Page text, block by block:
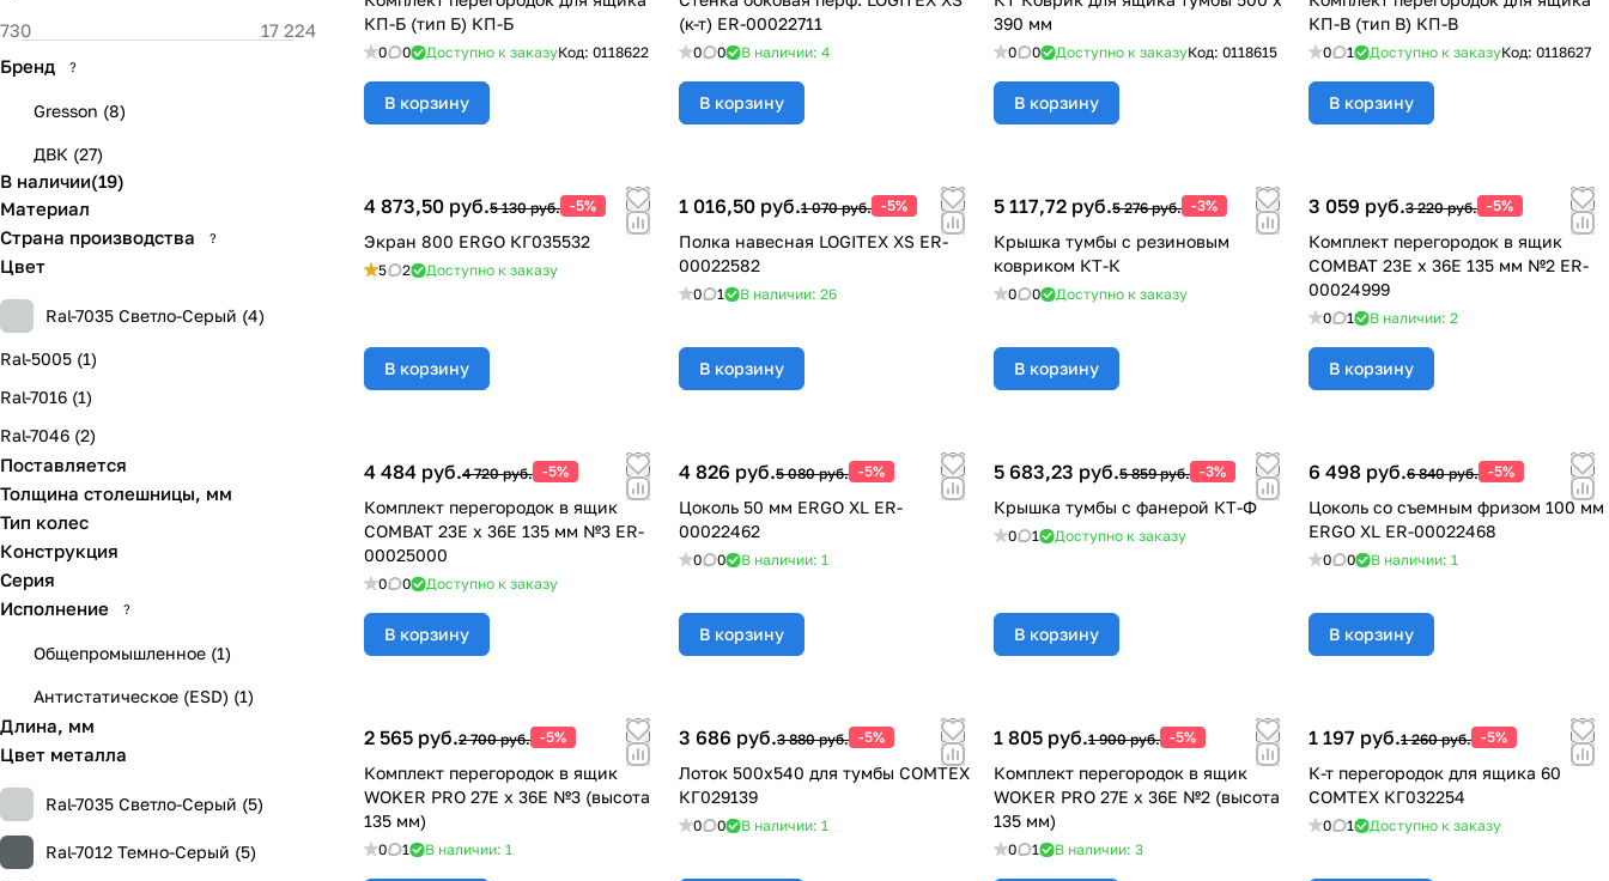
КП-Б (тип Б) КП-Б
0 0 Доступно к заказуКод: 0118622
В корзину
(к-т) ER-00022711
0 0 В наличии: 4
В корзину
390 мм
0 0 Доступно к заказуКод: 0118615
В корзину
КП-В (тип В) КП-В
0 1 Доступно к заказуКод: 0118627
В корзину
4 873,50 руб.5 130 руб. -5%
Экран 800 ERGO КГ035532
5 2 Доступно к заказу
В корзину
1 016,50 руб.1 070 руб. -5%
Полка навесная LOGITEX XS ER-
00022582
0 1 В наличии: 26
В корзину
5 117,72 руб.5 276 руб. -3%
Крышка тумбы с резиновым
ковриком КТ-К
0 0 Доступно к заказу
В корзину
3 059 руб.3 220 руб. -5%
Комплект перегородок в ящик
COMBAT 23Е х 36Е 135 мм №2 ER-
00024999
0 1 В наличии: 2
В корзину
4 484 руб.4 720 руб. -5%
Комплект перегородок в ящик
COMBAT 23Е х 36Е 135 мм №3 ER-
00025000
0 0 Доступно к заказу
В корзину
4 826 руб.5 080 руб. -5%
Цоколь 50 мм ERGO ХL ER-
00022462
0 0 В наличии: 1
В корзину
5 683,23 руб.5 859 руб. -3%
Крышка тумбы с фанерой КТ-Ф
0 1 Доступно к заказу
В корзину
6 498 руб.6 840 руб. -5%
Цоколь со съемным фризом 100 мм
ERGO ХL ER-00022468
0 0 В наличии: 1
В корзину
2 565 руб.2 700 руб. -5%
Комплект перегородок в ящик
WOKER PRO 27E х 36E №3 (высота
135 мм)
0 1 В наличии: 1
3 686 руб.3 880 руб. -5%
Лоток 500х540 для тумбы COMTEX
КГ029139
0 0 В наличии: 1
1 805 руб.1 900 руб. -5%
Комплект перегородок в ящик
WOKER PRO 27E х 36E №2 (высота
135 мм)
0 1 В наличии: 3
1 197 руб.1 260 руб. -5%
К-т перегородок для ящика 60
COMTEX КГ032254
0 1 Доступно к заказу
Бренд ?
Gresson (8)
ДВК (27)
В наличии(19)
Материал
Страна производства
?
Цвет
Ral-7035 Светло-Серый (4)
Ral-5005 (1)
Ral-7016 (1)
Ral-7046 (2)
Поставляется
Толщина столешницы, мм
Тип колес
Конструкция
Серия
Исполнение
?
Общепромышленное (1)
Антистатическое (ESD) (1)
Длина, мм
Цвет металла
Ral-7035 Светло-Серый (5)
Ral-7012 Темно-Серый (5)